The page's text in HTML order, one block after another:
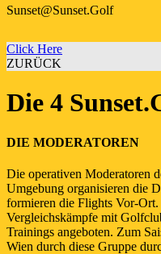
Sunset@Sunset.Golf
Click Here
ZURÜCK
Die 4
DIE MODERATOREN
Die operativen Moderatoren
Umgebung organisieren die
formieren die Flights Vor-
Vergleichskämpfe mit
Trainings angeboten. Zum
Wien durch diese Gruppe